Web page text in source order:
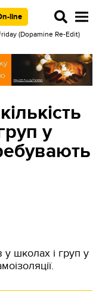
line
(Dopamine Re-Edit)
у
у школах і груп у